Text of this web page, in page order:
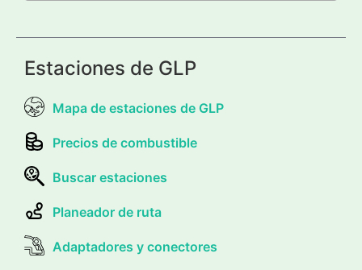
Estaciones de GLP
Mapa de estaciones de GLP
Precios de combustible
Buscar estaciones
Planeador de ruta
Adaptadores y conectores